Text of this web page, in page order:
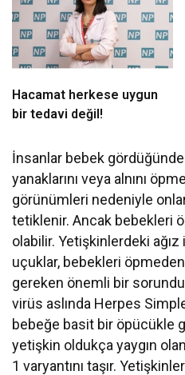
Hacamat herkese uygun
bir tedavi değil!
İnsanlar bebek
yanaklarını veya alnını
görünümleri nedeniyle
tetiklenir. Ancak bebekleri
olabilir. Yetişkinlerdeki
uçuklar, bebekleri
gereken önemli bir
virüs aslında Herpes
bebeğe basit bir öpücükle
yetişkin oldukça yaygın
1 varyantını taşır.